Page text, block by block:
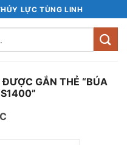
LỰC TÙNG LINH
GẮN THẺ “BÚA